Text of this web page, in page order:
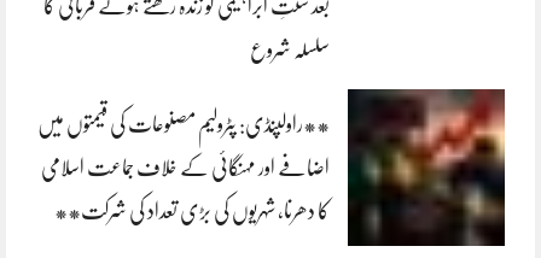
بعد سنتِ ابراہیمی کو زندہ رکھتے ہوئے قربانی کا
سلسلہ شروع
**راولپنڈی: پٹرولیم مصنوعات کی قیمتوں میں
اضافے اور مہنگائی کے خلاف جماعت اسلامی
کا دھرنا، شہریوں کی بڑی تعداد کی شرکت**